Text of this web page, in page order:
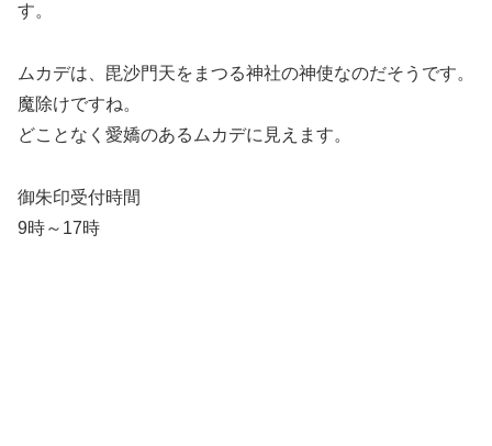
す。
ムカデは、毘沙門天をまつる神社の神使なのだそうです。
魔除けですね。
どことなく愛嬌のあるムカデに見えます。
御朱印受付時間
9時～17時